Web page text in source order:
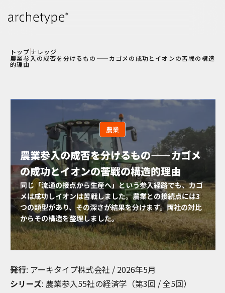
トップ ナレッジ
農業参入の成否を分けるもの——カゴメの成功とイオンの苦戦の構造
的理由
農業
農業参入の成否を分けるもの——カゴメ
の成功とイオンの苦戦の構造的理由
同じ「流通の接点から生産へ」という参入経路でも、カゴ
メは成功しイオンは苦戦しました。農業との接続点には3
つの類型があり、その深さが結果を分けます。両社の対比
からその構造を整理しました。
発行: アーキタイプ株式会社 / 2026年5月
シリーズ: 農業参入55社の経済学（第3回 / 全5回）